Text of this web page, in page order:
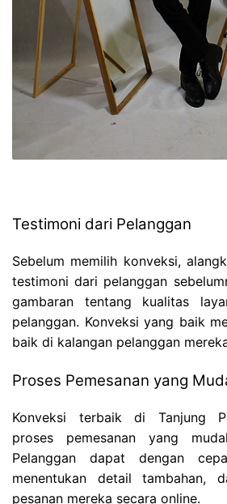
Testimoni dari Pelanggan
Sebelum memilih konveksi,
testimoni dari pelanggan
gambaran tentang kualitas
pelanggan. Konveksi yang baik
baik di kalangan pelanggan
Proses Pemesanan yang
Konveksi terbaik di Tanjung
proses pemesanan yang
Pelanggan dapat dengan
menentukan detail tambahan,
pesanan mereka secara online.